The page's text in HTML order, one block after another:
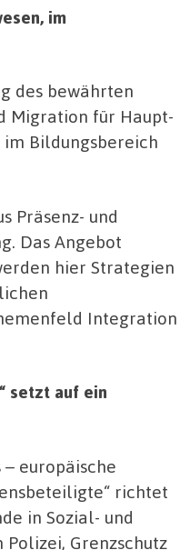
im
des bewährten
Migration für Haupt-
Bildungsbereich
Präsenz- und
Das Angebot
hier Strategien
Integration
setzt auf ein
– europäische
richtet
in Sozial- und
Grenzschutz